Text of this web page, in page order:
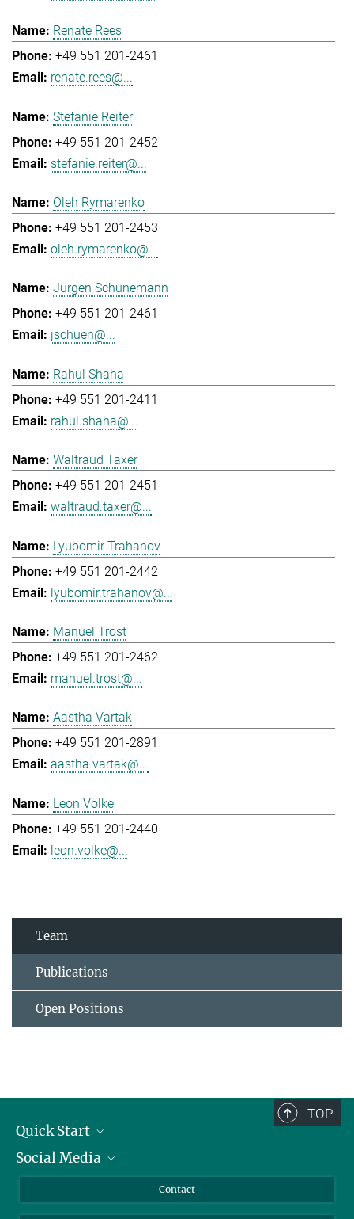
Renate Rees
+49 551 201-2461
renate.rees@...
Stefanie Reiter
+49 551 201-2452
stefanie.reiter@...
Oleh Rymarenko
+49 551 201-2453
oleh.rymarenko@...
Jürgen Schünemann
+49 551 201-2461
jschuen@...
Rahul Shaha
+49 551 201-2411
rahul.shaha@...
Waltraud Taxer
+49 551 201-2451
waltraud.taxer@...
Lyubomir Trahanov
+49 551 201-2442
lyubomir.trahanov@...
Manuel Trost
+49 551 201-2462
manuel.trost@...
Aastha Vartak
+49 551 201-2891
aastha.vartak@...
Leon Volke
+49 551 201-2440
leon.volke@...
Team
Publications
Open Positions
TOP
Quick Start
Alumni
Social Media
Contact